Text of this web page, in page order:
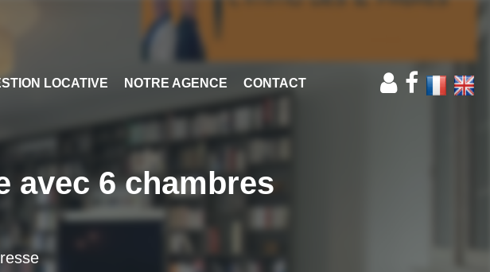
LOCATIVE NOTRE AGENCE CONTACT
avec 6 chambres